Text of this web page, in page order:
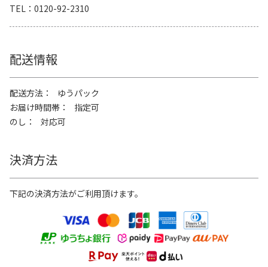
TEL
0120-92-2310
配送情報
配送方法
ゆうパック
お届け時間帯
指定可
のし
対応可
決済方法
下記の決済方法がご利用頂けます。